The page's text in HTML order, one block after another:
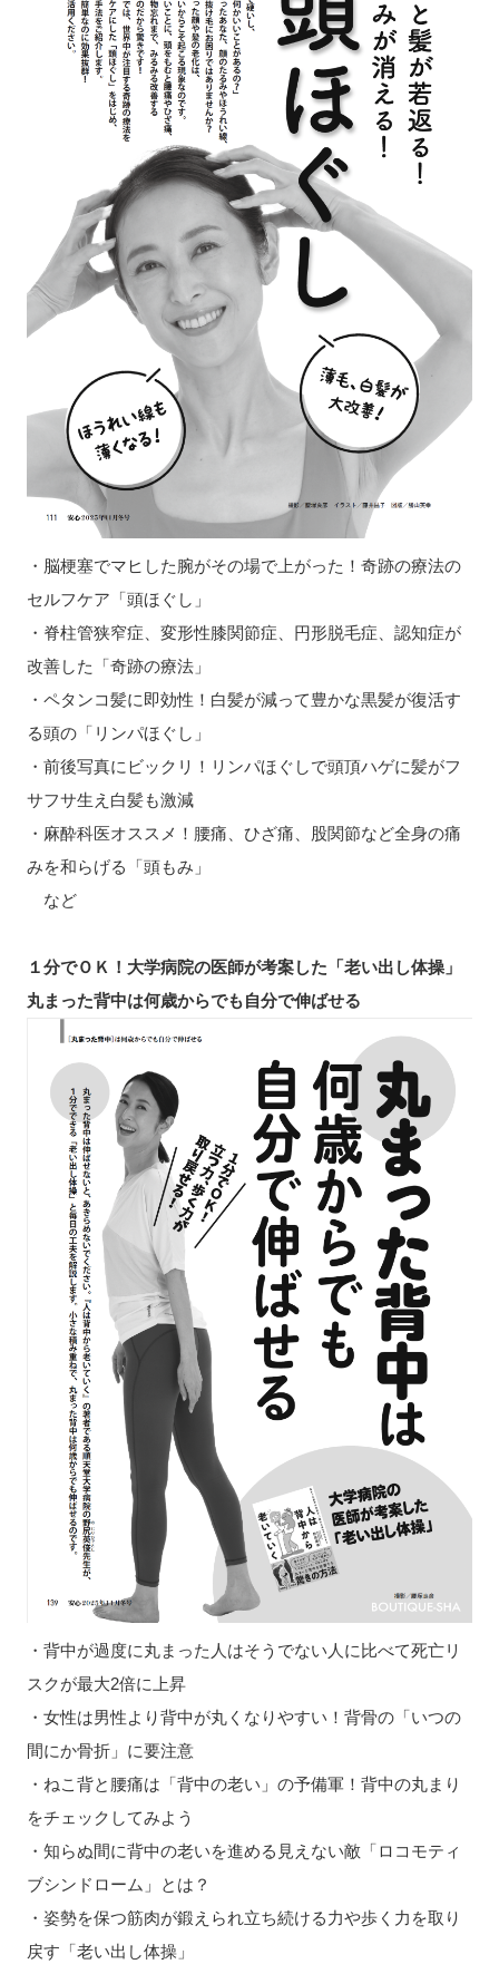
・脳梗塞でマヒした腕がその場で上がった！奇跡の療法の
セルフケア「頭ほぐし」
・脊柱管狭窄症、変形性膝関節症、円形脱毛症、認知症が
改善した「奇跡の療法」
・ペタンコ髪に即効性！白髪が減って豊かな黒髪が復活す
る頭の「リンパほぐし」
・前後写真にビックリ！リンパほぐしで頭頂ハゲに髪がフ
サフサ生え白髪も激減
・麻酔科医オススメ！腰痛、ひざ痛、股関節など全身の痛
みを和らげる「頭もみ」
など
１分でＯＫ！大学病院の医師が考案した「老い出し体操」
丸まった背中は何歳からでも自分で伸ばせる
・背中が過度に丸まった人はそうでない人に比べて死亡リ
スクが最大2倍に上昇
・女性は男性より背中が丸くなりやすい！背骨の「いつの
間にか骨折」に要注意
・ねこ背と腰痛は「背中の老い」の予備軍！背中の丸まり
をチェックしてみよう
・知らぬ間に背中の老いを進める見えない敵「ロコモティ
ブシンドローム」とは？
・姿勢を保つ筋肉が鍛えられ立ち続ける力や歩く力を取り
戻す「老い出し体操」